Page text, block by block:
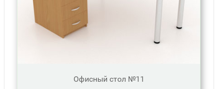
Офисный стол №11